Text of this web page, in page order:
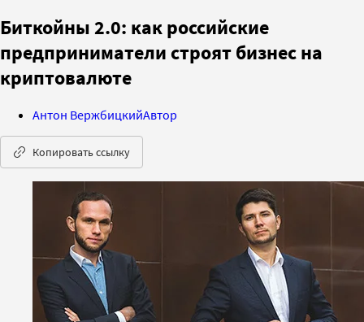
Бит­койны 2.0: как российские
предприниматели строят бизнес на
криптовалюте
Антон ВержбицкийАвтор
Копировать ссылку